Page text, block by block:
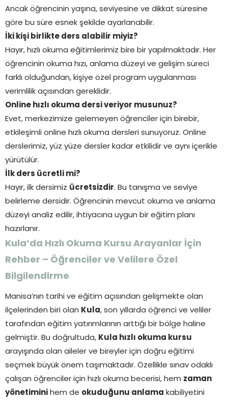
Ancak öğrencinin yaşına, seviyesine ve dikkat süresine
göre bu süre esnek şekilde ayarlanabilir.
İki kişi birlikte ders alabilir miyiz?
Hayır, hızlı okuma eğitimlerimiz bire bir yapılmaktadır. Her
öğrencinin okuma hızı, anlama düzeyi ve gelişim süreci
farklı olduğundan, kişiye özel program uygulanması
verimlilik açısından gereklidir.
Online hızlı okuma dersi veriyor musunuz?
Evet, merkezimize gelemeyen öğrenciler için birebir,
etkileşimli online hızlı okuma dersleri sunuyoruz. Online
derslerimiz, yüz yüze dersler kadar etkilidir ve aynı içerikle
yürütülür.
İlk ders ücretli mi?
Hayır, ilk dersimiz ücretsizdir. Bu tanışma ve seviye
belirleme dersidir. Öğrencinin mevcut okuma ve anlama
düzeyi analiz edilir, ihtiyacına uygun bir eğitim planı
hazırlanır.
Kula’da Hızlı Okuma Kursu Arayanlar İçin
Rehber – Öğrenciler ve Velilere Özel
Bilgilendirme
Manisa’nın tarihi ve eğitim açısından gelişmekte olan
ilçelerinden biri olan Kula , son yıllarda öğrenci ve veliler
tarafından eğitim yatırımlarının arttığı bir bölge haline
gelmiştir. Bu doğrultuda, Kula hızlı okuma kursu
arayışında olan aileler ve bireyler için doğru eğitimi
seçmek büyük önem taşımaktadır. Özellikle sınav odaklı
çalışan öğrenciler için hızlı okuma becerisi, hem zaman
yönetimini
hem de okuduğunu anlama kabiliyetini